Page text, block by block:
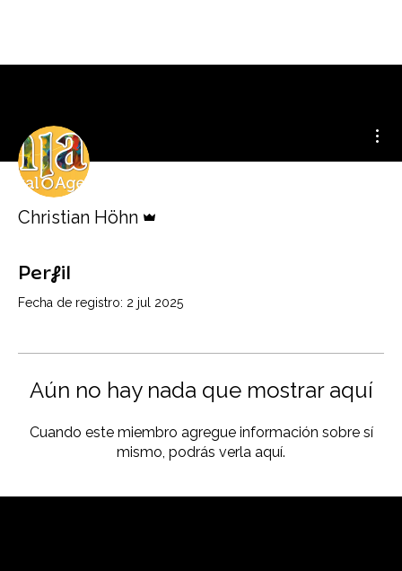
Christian Höhn
Perfil
Fecha de registro: 2 jul 2025
Aún no hay nada que mostrar aquí
Cuando este miembro agregue información sobre sí
mismo, podrás verla aquí.